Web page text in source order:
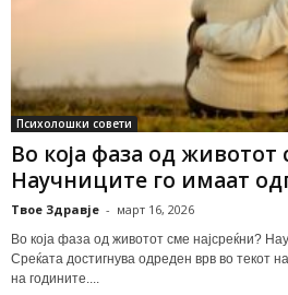
Психолошки совети
Во која фаза од животот
Научниците го имаат
Твое Здравје - март 16, 2026
Во која фаза од животот сме најсреќни?
Среќата достигнува одреден врв во текот
на годините....